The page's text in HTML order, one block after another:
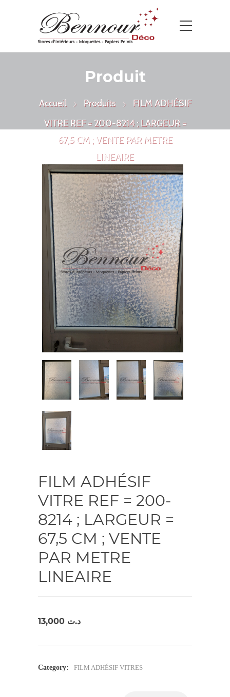
Produit
Accueil Produits
FILM ADHÉSIF
VITRE REF = 200-8214 ; LARGEUR =
67,5 CM ; VENTE PAR METRE
LINEAIRE
FILM ADHÉSIF
VITRE REF = 200-
8214 ; LARGEUR =
67,5 CM ; VENTE
PAR METRE
LINEAIRE
د.ت
Category: FILM ADHÉSIF VITRES